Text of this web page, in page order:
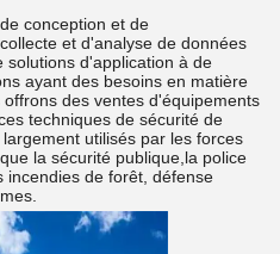
conception et de
et d'analyse de données
solutions d'application à de
ayant des besoins en matière
des ventes d'équipements
techniques de sécurité de
utilisés par les forces
la sécurité publique,la police
incendies de forêt, défense